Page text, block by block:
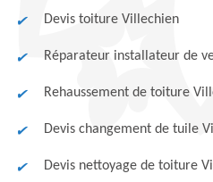
Devis toiture Villechien
Réparateur installateur de
Rehaussement de toiture
Devis changement de tuile
Devis nettoyage de toiture